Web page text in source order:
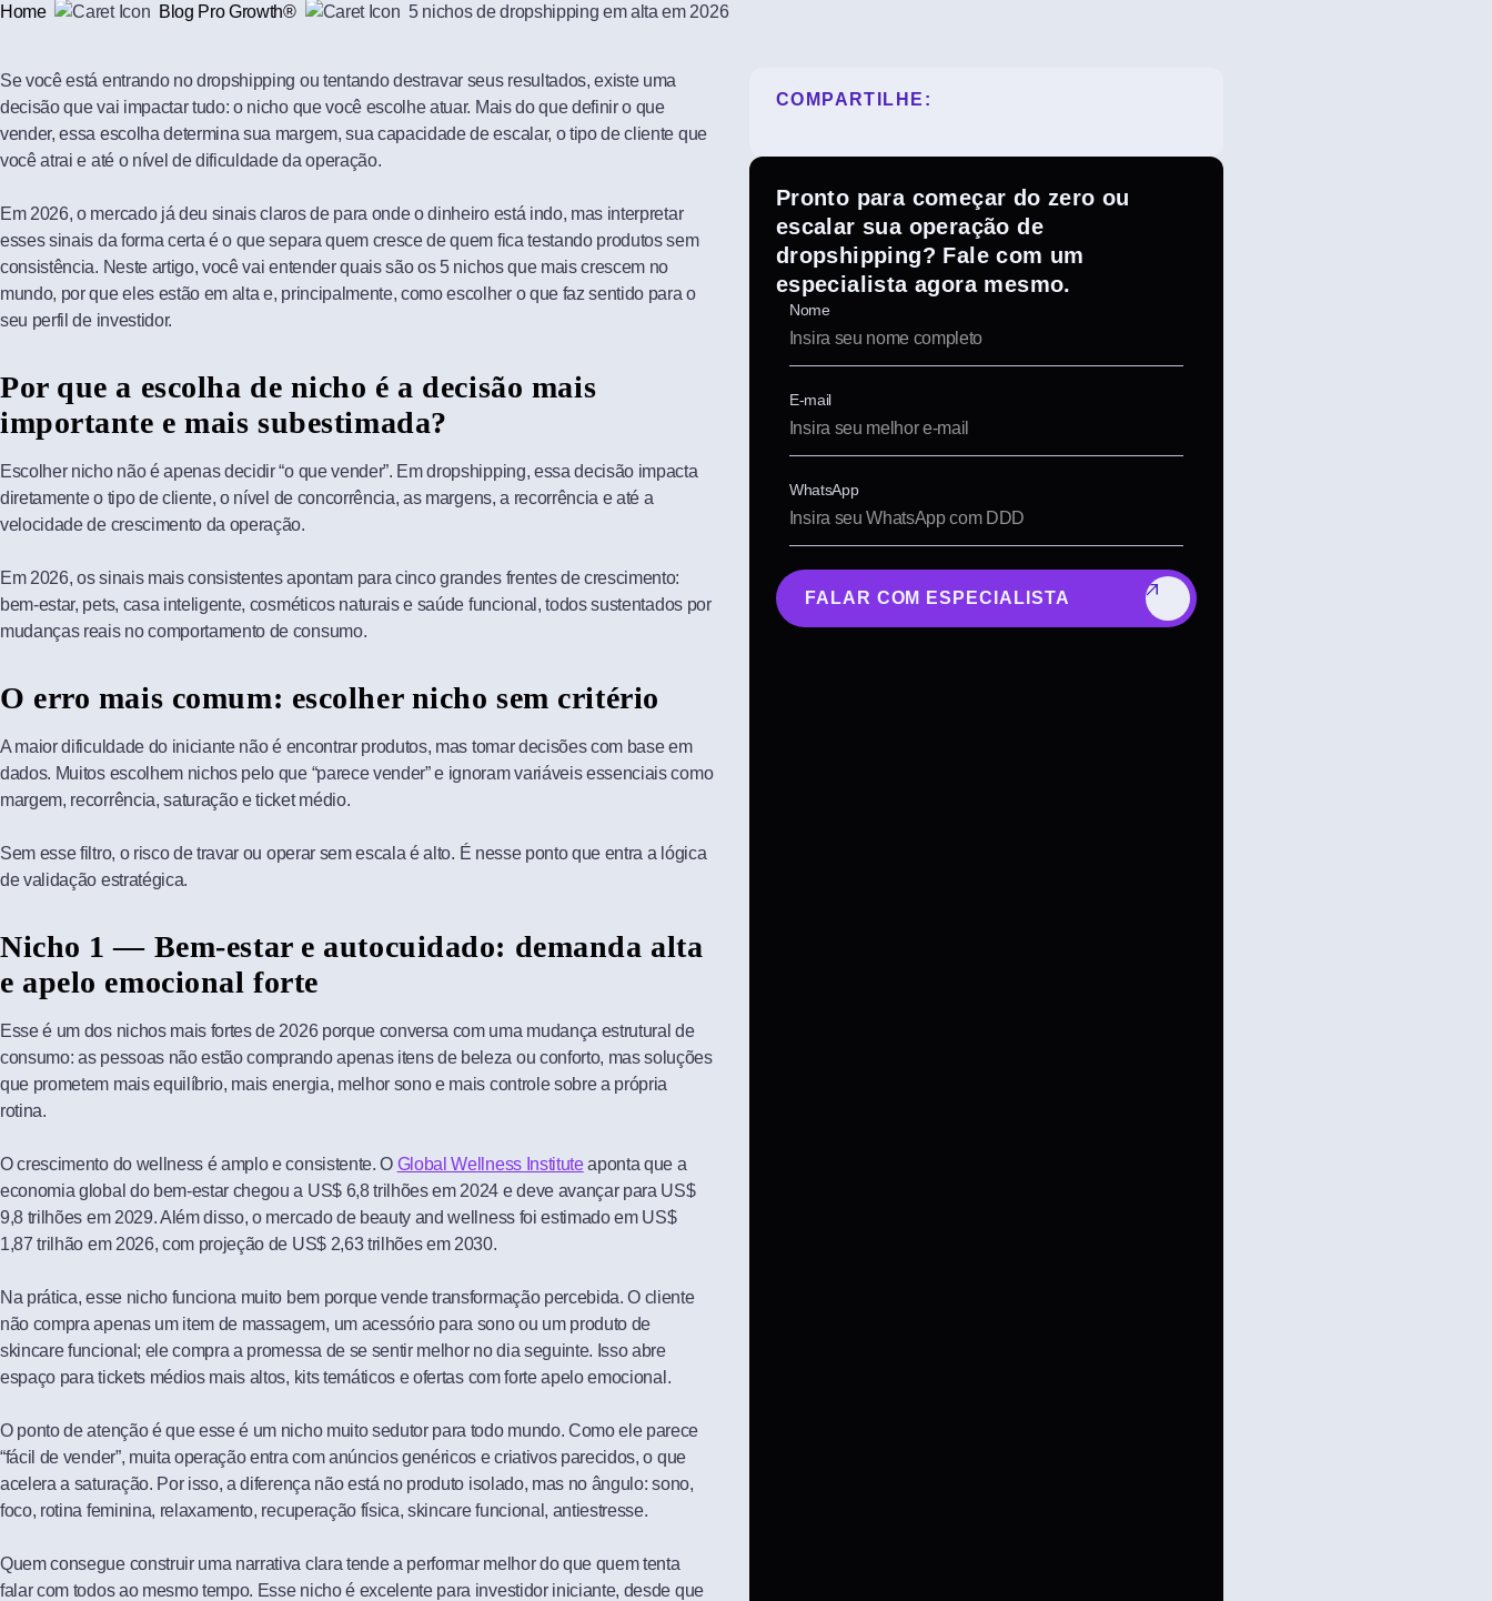
Home Blog Pro Growth® 5 nichos de dropshipping em alta em 2026
Se você está entrando no dropshipping ou tentando destravar seus resultados, existe uma
decisão que vai impactar tudo: o nicho que você escolhe atuar. Mais do que definir o que
vender, essa escolha determina sua margem, sua capacidade de escalar, o tipo de cliente que
você atrai e até o nível de dificuldade da operação.
Em 2026, o mercado já deu sinais claros de para onde o dinheiro está indo, mas interpretar
esses sinais da forma certa é o que separa quem cresce de quem fica testando produtos sem
consistência. Neste artigo, você vai entender quais são os 5 nichos que mais crescem no
mundo, por que eles estão em alta e, principalmente, como escolher o que faz sentido para o
seu perfil de investidor.
Por que a escolha de nicho é a decisão mais
importante e mais subestimada?
Escolher nicho não é apenas decidir “o que vender”. Em dropshipping, essa decisão impacta
diretamente o tipo de cliente, o nível de concorrência, as margens, a recorrência e até a
velocidade de crescimento da operação.
Em 2026, os sinais mais consistentes apontam para cinco grandes frentes de crescimento:
bem-estar, pets, casa inteligente, cosméticos naturais e saúde funcional, todos sustentados por
mudanças reais no comportamento de consumo.
O erro mais comum: escolher nicho sem critério
A maior dificuldade do iniciante não é encontrar produtos, mas tomar decisões com base em
dados. Muitos escolhem nichos pelo que “parece vender” e ignoram variáveis essenciais como
margem, recorrência, saturação e ticket médio.
Sem esse filtro, o risco de travar ou operar sem escala é alto. É nesse ponto que entra a lógica
de validação estratégica.
Nicho 1 — Bem-estar e autocuidado: demanda alta
e apelo emocional forte
Esse é um dos nichos mais fortes de 2026 porque conversa com uma mudança estrutural de
consumo: as pessoas não estão comprando apenas itens de beleza ou conforto, mas soluções
que prometem mais equilíbrio, mais energia, melhor sono e mais controle sobre a própria
rotina.
O crescimento do wellness é amplo e consistente. O Global Wellness Instituteaponta que a
economia global do bem-estar chegou a US$ 6,8 trilhões em 2024 e deve avançar para US$
9,8 trilhões em 2029. Além disso, o mercado de beauty and wellness foi estimado em US$
1,87 trilhão em 2026, com projeção de US$ 2,63 trilhões em 2030.
Na prática, esse nicho funciona muito bem porque vende transformação percebida. O cliente
não compra apenas um item de massagem, um acessório para sono ou um produto de
skincare funcional; ele compra a promessa de se sentir melhor no dia seguinte. Isso abre
espaço para tickets médios mais altos, kits temáticos e ofertas com forte apelo emocional.
O ponto de atenção é que esse é um nicho muito sedutor para todo mundo. Como ele parece
“fácil de vender”, muita operação entra com anúncios genéricos e criativos parecidos, o que
acelera a saturação. Por isso, a diferença não está no produto isolado, mas no ângulo: sono,
foco, rotina feminina, relaxamento, recuperação física, skincare funcional, antiestresse.
Quem consegue construir uma narrativa clara tende a performar melhor do que quem tenta
falar com todos ao mesmo tempo. Esse nicho é excelente para investidor iniciante, desde que
COMPARTILHE:
Pronto para começar do zero ou
escalar sua operação de
dropshipping? Fale com um
especialista agora mesmo.
Nome
E-mail
WhatsApp
FALAR COM ESPECIALISTA